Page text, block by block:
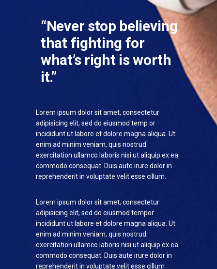
“Never stop believing
that fighting for
what’s right is worth
it.”
Lorem ipsum dolor sit amet, consectetur
adipisicing elit, sed do eiusmod temp or
incididunt ut labore et dolore magna aliqua. Ut
enim ad minim veniam, quis nostrud
exercitation ullamco laboris nisi ut aliquip ex ea
commodo consequat. Duis aute irure dolor in
reprehenderit in voluptate velit esse cillum.
Lorem ipsum dolor sit amet, consectetur
adipisicing elit, sed do eiusmod tempor
incididunt ut labore et dolore magna aliqua. Ut
enim ad minim veniam, quis nostrud
exercitation ullamco laboris nisi ut aliquip ex ea
commodo consequat. Duis aute irure dolor in
reprehenderit in voluptate velit esse cillum